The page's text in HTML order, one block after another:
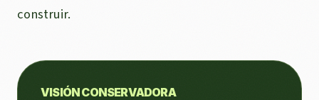
construir.
VISIÓN CONSERVADORA